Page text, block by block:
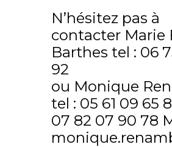
N’hésitez pas à
contacter Marie
Barthes tel : 06
92
ou Monique
tel : 05 61 09 65
07 82 07 90 78